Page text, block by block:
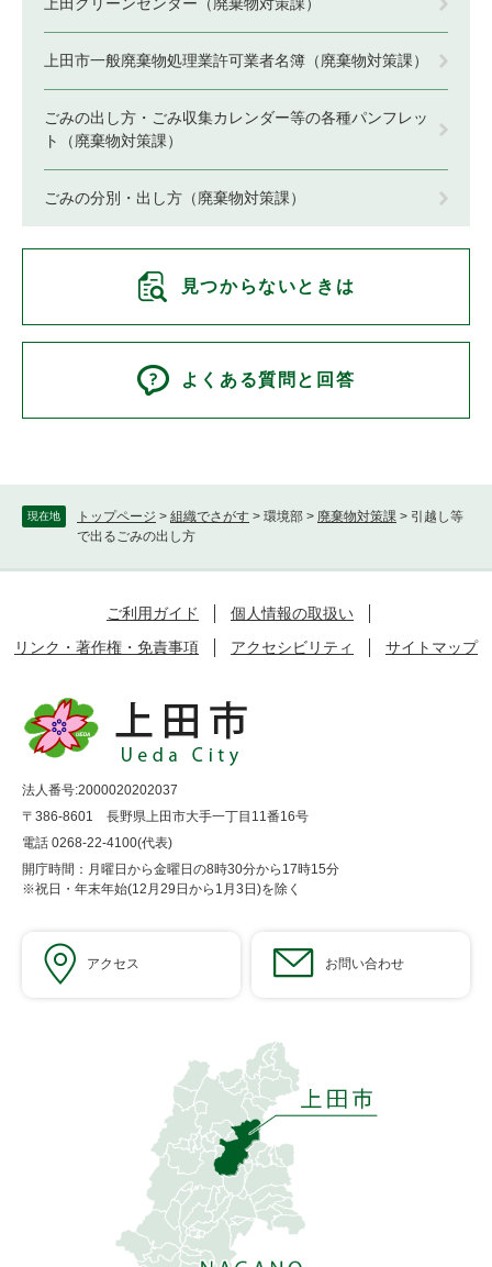
現在地 トップページ > 組織でさがす > 環境部 > 廃棄物対策課 > 引越し等
で出るごみの出し方
上田市一般廃棄物処理業許可業者名簿（廃棄物対策課）
ごみの出し方・ごみ収集カレンダー等の各種パンフレッ
ト（廃棄物対策課）
ごみの分別・出し方（廃棄物対策課）
見つからないときは
よくある質問と回答
ご利用ガイド
個人情報の取扱い
リンク・著作権・免責事項
アクセシビリティ サイトマップ
法人番号:2000020202037
〒386-8601 長野県上田市大手一丁目11番16号
電話 0268-22-4100(代表)
開庁時間：月曜日から金曜日の8時30分から17時15分
※祝日・年末年始(12月29日から1月3日)を除く
アクセス お問い合わせ